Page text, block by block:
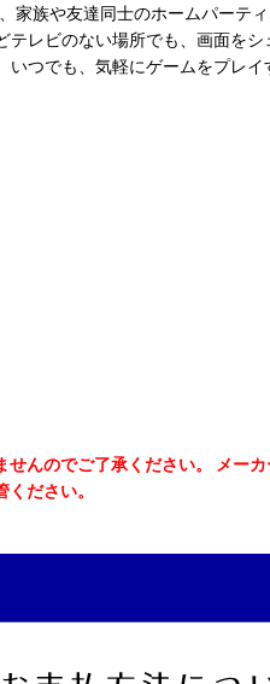
族や友達同士のホームパーテ
レビのない場所でも、画面を
つでも、気軽にゲームをプレ
んのでご了承ください。 メー
ださい。